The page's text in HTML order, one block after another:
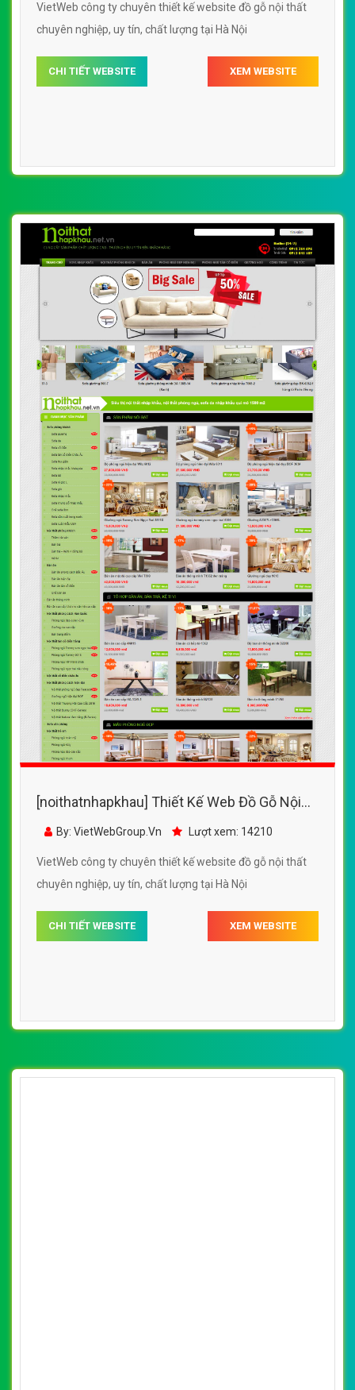
VietWeb công ty chuyên thiết kế website đồ gỗ nội thất
chuyên nghiệp, uy tín, chất lượng tại Hà Nội
CHI TIẾT WEBSITE XEM WEBSITE
[noithatnhapkhau] Thiết Kế Web Đồ Gỗ Nội
Thất Nhập Khẩu đẹp SEO nhanh hiệu quả
By: VietWebGroup.Vn Lượt xem: 14210
VietWeb công ty chuyên thiết kế website đồ gỗ nội thất
chuyên nghiệp, uy tín, chất lượng tại Hà Nội
CHI TIẾT WEBSITE XEM WEBSITE